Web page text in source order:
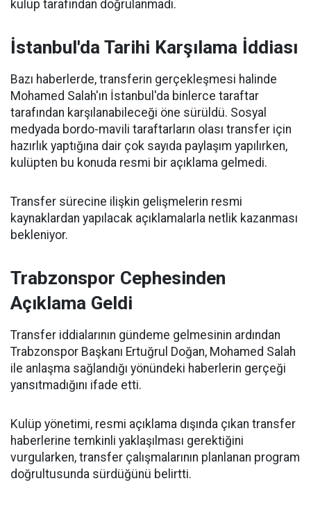
kulüp tarafından doğrulanmadı.
İstanbul'da Tarihi Karşılama İddiası
Bazı haberlerde, transferin gerçekleşmesi halinde
Mohamed Salah'ın İstanbul'da binlerce taraftar
tarafından karşılanabileceği öne sürüldü. Sosyal
medyada bordo-mavili taraftarların olası transfer için
hazırlık yaptığına dair çok sayıda paylaşım yapılırken,
kulüpten bu konuda resmi bir açıklama gelmedi.
Transfer sürecine ilişkin gelişmelerin resmi
kaynaklardan yapılacak açıklamalarla netlik kazanması
bekleniyor.
Trabzonspor Cephesinden
Açıklama Geldi
Transfer iddialarının gündeme gelmesinin ardından
Trabzonspor Başkanı Ertuğrul Doğan, Mohamed Salah
ile anlaşma sağlandığı yönündeki haberlerin gerçeği
yansıtmadığını ifade etti.
Kulüp yönetimi, resmi açıklama dışında çıkan transfer
haberlerine temkinli yaklaşılması gerektiğini
vurgularken, transfer çalışmalarının planlanan program
doğrultusunda sürdüğünü belirtti.